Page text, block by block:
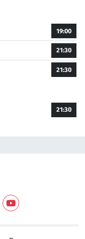
19:00
21:30
21:30
21:30